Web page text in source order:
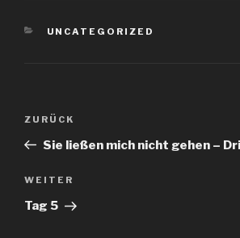
KATEGORIEN
UNCATEGORIZED
Beitragsnavigation
Vorheriger
Beitrag
ZURÜCK
Sie ließen mich nicht gehen –
Nächster
Beitrag
WEITER
Tag 5